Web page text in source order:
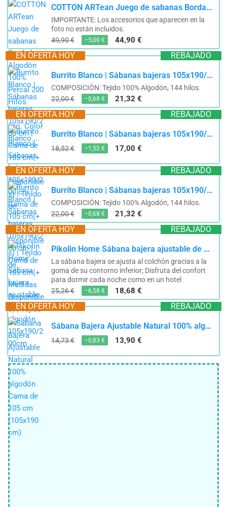
COTTON ARTean Juego de sabanas Bordadas Algodón 100%. Percal 200 Hilos. Modelo Oro. Color Blanco....
IMPORTANTE: Los accesorios que aparecen en la
foto no están incluidos.
49,90 €
−5,00 € 44,90 €
REBAJADO
EN OFERTA HOY
Burrito Blanco | Sábanas bajeras 105x190/200 cm | Cama de 105 cm(+ Medidas Disponibles) | Tejido de...
COMPOSICIÓN: Tejido 100% Algodón, 144 hilos.
22,00 €
−0,68 € 21,32 €
REBAJADO
EN OFERTA HOY
Burrito Blanco | Sábanas bajeras 105x190/200 cm | Cama de 105 cm(+ Medidas Disponibles) | Tejido de...
18,52 € −1,52 € 17,00 €
REBAJADO
EN OFERTA HOY
Burrito Blanco | Sábanas bajeras 105x190/200 cm | Cama de 105 cm(+ Medidas Disponibles) | Tejido de...
COMPOSICIÓN: Tejido 100% Algodón, 144 hilos.
22,00 €
−0,68 € 21,32 €
REBAJADO
EN OFERTA HOY
Pikolin Home Sábana bajera ajustable de 100% algodón 105x190/200cm
La sábana bajera se ajusta al colchón gracias a la
goma de su contorno inferior; Disfruta del confort
para dormir cada noche como en un hotel
25,26 €
−6,58 € 18,68 €
REBAJADO
EN OFERTA HOY
Sábana Bajera Ajustable Natural 100% algodón Cama de 105 cm (105x190 cm)
14,73 € −0,83 € 13,90 €